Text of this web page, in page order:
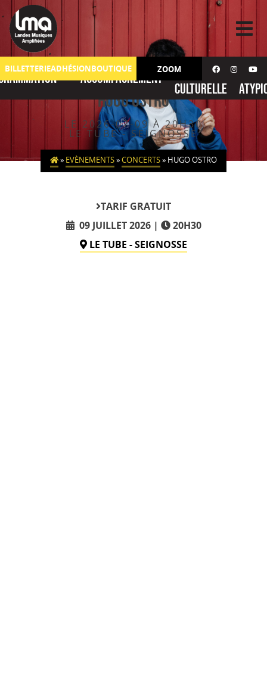
to
content
BILLETTERIEADHÉSIONBOUTIQUE ZOOM
Accompagnement
Action
culturelle
HUGO OSTRO
LE 2026-07-09 À 20H30
LE TUBE - SEIGNOSSE
» EVÈNEMENTS»CONCERTS» HUGO OSTRO
TARIF GRATUIT
09 JUILLET 2026
20H30
LE TUBE - SEIGNOSSE